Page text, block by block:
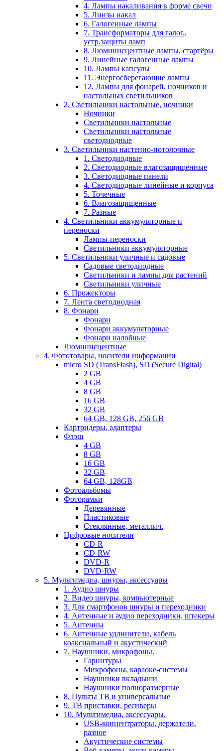
4. Лампы накаливания в форме свечи
5. Линзы накал
6. Галогенные лампы
7. Трансформаторы для галог.,
устр.защиты ламп
8. Люминисцентные лампы, стартёры
9. Линейные галогенные лампы
10. Лампы капсулы
11. Энергосберегающие лампы
12. Лампы для фонарей, ночников и
настольных светильников
2. Светильники настольные, ночники
Ночники
Светильники настольные
Светильники настольные
светодиодные
3. Светильники настенно-потолочные
1. Светодиодные
2. Светодиодные влагозащищённые
3. Светодиодные панели
4. Светодиодные линейные и корпуса
5. Точечные
6. Влагозащищенные
7. Разные
4. Светильники аккумуляторные и
переноски
Лампы-переноски
Светильники аккумуляторные
5. Светильники уличные и садовые
Садовые светодиодные
Светильники и лампы для растений
Светильники уличные
6. Прожекторы
7. Лента светодиодная
8. Фонари
Фонари
Фонари аккумуляторные
Фонари налобные
Люминисцентные
4. Фототовары, носители информации
micro SD (TransFlash), SD (Secure Digital)
2 GB
4 GB
8 GB
16 GB
32 GB
64 GB, 128 GB, 256 GB
Картридеры, адаптеры
Флэш
4 GB
8 GB
16 GB
32 GB
64 GB, 128GB
Фотоальбомы
Фоторамки
Деревянные
Пластиковые
Стеклянные, металлич.
Цифровые носители
CD-R
CD-RW
DVD-R
DVD-RW
5. Мультимедиа, шнуры, аксессуары
1. Аудио шнуры
2. Видео шнуры, компьютерные
3. Для смартфонов шнуры и переходники
4. Антенные и аудио переходники, штекеры
5. Антенны
6. Антенные удлинители, кабель
коаксиальный и акустический
7. Наушники, микрофоны.
Гарнитуры
Микрофоны, караоке-системы
Наушники вкладыши
Наушники полноразмерные
8. Пульты ТВ и универсальные
9. ТВ приставки, ресиверы
10. Мультимедиа, аксессуары.
USB-концентраторы, держатели,
разное
Акустические системы